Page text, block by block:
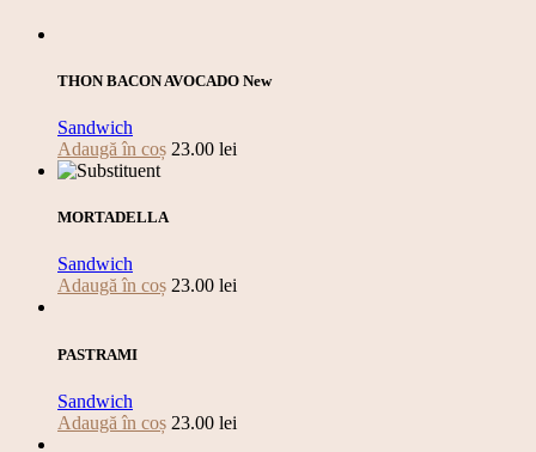
THON BACON AVOCADO New
Sandwich
Adaugă în coș 23.00 lei
MORTADELLA
Sandwich
Adaugă în coș 23.00 lei
PASTRAMI
Sandwich
Adaugă în coș 23.00 lei